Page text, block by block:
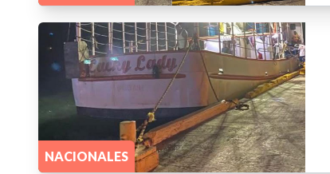
NACIONALES